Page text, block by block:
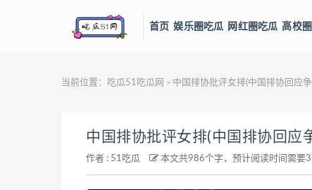
首页 娱乐圈吃瓜 网红圈吃瓜 高校
当前位置： 吃瓜51吃瓜网 > 中国排协批评女排(中国排协回应
中国排协批评女排(中国排协回应
作者 : 51吃瓜 本文共986个字，预计阅读时间需要